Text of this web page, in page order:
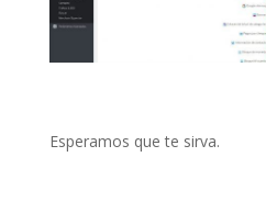
Esperamos que te sirva.